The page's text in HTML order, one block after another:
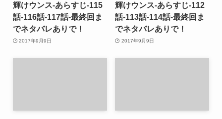
輝けウンス-あらすじ-115
話-116話-117話-最終回ま
でネタバレありで！
2017年9月9日
輝けウンス-あらすじ-112
話-113話-114話-最終回ま
でネタバレありで！
2017年9月9日